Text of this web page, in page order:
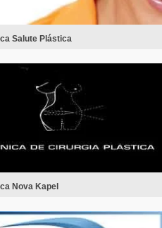
Salute Plástica
Nova Kapel